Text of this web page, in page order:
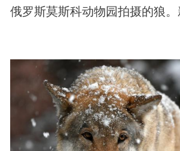
俄罗斯莫斯科动物园拍摄的狼